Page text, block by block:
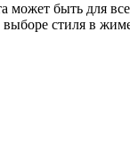
быть для
стиля в